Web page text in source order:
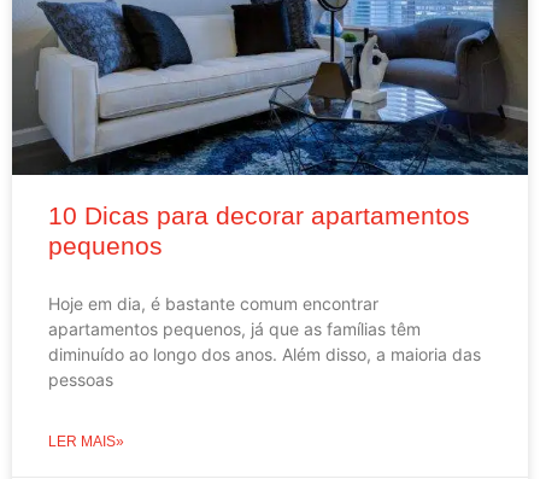
10 Dicas para decorar apartamentos
pequenos
Hoje em dia, é bastante comum encontrar
apartamentos pequenos, já que as famílias têm
diminuído ao longo dos anos. Além disso, a maioria das
pessoas
LER MAIS»